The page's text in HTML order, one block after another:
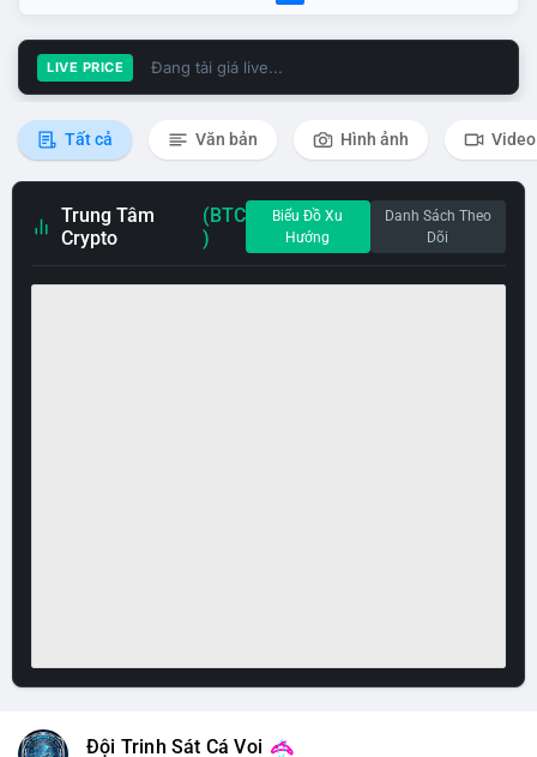
LIVE PRICE Đang tải giá live...
Tất cả Văn bản Hình ảnh Video
Trung Tâm
Crypto
(BTC
)
Biểu Đồ Xu
Hướng
Danh Sách Theo
Dõi
Đội Trinh Sát Cá Voi